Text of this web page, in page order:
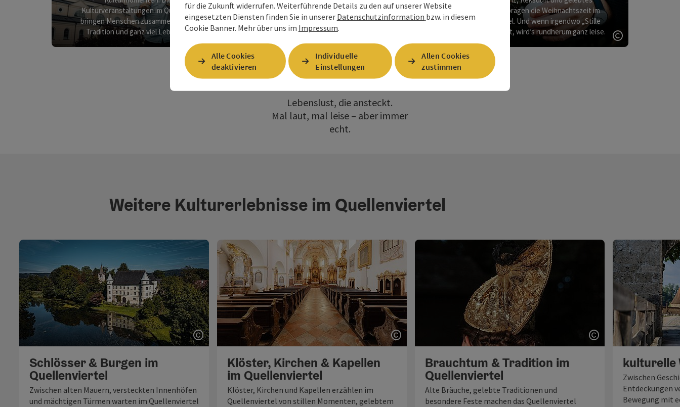
Kulturveranstaltungen im Quellenviertel
bringen Menschen zusammen. Mit Musik,
Tradition und ganz viel Lebensgefühl.
Copyright öffnen
Bei Konzerten, Festen und
Führungen Geschichten
entdecken.
Im Quellenviertel gibt’s nicht nur
Kultur zum Anschauen.
Sondern zum Erleben.
Lebenslust, die ansteckt.
Mal laut, mal leise – aber immer
echt.
Brauchtum prägen die Weihnachtszeit im
Quellenviertel. Und wenn irgendwo „Stille
Nacht“ erklingt, wird’s rundherum ganz leise.
Copyright
Weitere Kulturerlebnisse im Quellenviertel
Copyright öffnen
Schlösser & Burgen im
Quellenviertel
Zwischen alten Mauern, versteckten Innenhöfen
und mächtigen Türmen warten im Quellenviertel
Copyright öffnen
Klöster, Kirchen & Kapellen
im Quellenviertel
Klöster, Kirchen und Kapellen erzählen im
Quellenviertel von stillen Momenten, gelebtem
Copyright öffnen
Brauchtum & Tradition im
Quellenviertel
Alte Bräuche, gelebte Traditionen und
besondere Feste machen das Quellenviertel
kulturelle
Zwischen
Entdeckungen
Bewegung mit
für die Zukunft widerrufen. Weiterführende Details zu den auf unserer Website
eingesetzten Diensten finden Sie in unserer Datenschutzinformation bzw. in diesem
Cookie Banner. Mehr über uns im Impressum.
Alle Cookies
deaktivieren
Individuelle
Einstellungen
Allen Cookies
zustimmen